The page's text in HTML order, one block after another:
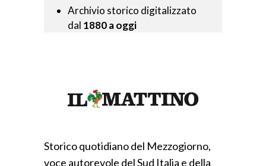
Archivio storico digitalizzato
dal 1880 a oggi
Storico quotidiano del Mezzogiorno,
voce autorevole del Sud Italia e della